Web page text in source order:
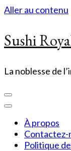
Aller au contenu
Sushi
La noblesse de
À propos
Contactez-
Politique